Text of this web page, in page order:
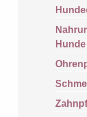
Hunde